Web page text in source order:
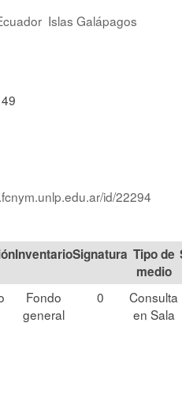
Islas Galápagos
id/22294
Signatura Tipo de
medio
Fondo
general
0
Consulta
en Sala